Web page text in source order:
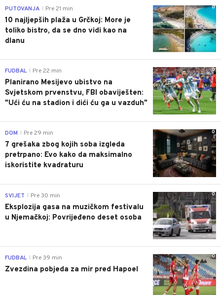
0
PUTOVANJA Pre 21 min
10 najljepših plaža u Grčkoj: More je
toliko bistro, da se dno vidi kao na
dlanu
0
FUDBAL Pre 22 min
Planirano Mesijevo ubistvo na
Svjetskom prvenstvu, FBI obaviješten:
"Ući ću na stadion i dići ću ga u vazduh"
0
DOM Pre 29 min
7 grešaka zbog kojih soba izgleda
pretrpano: Evo kako da maksimalno
iskoristite kvadraturu
0
SVIJET Pre 30 min
Eksplozija gasa na muzičkom festivalu
u Njemačkoj: Povrijeđeno deset osoba
0
FUDBAL Pre 39 min
Zvezdina pobjeda za mir pred Hapoel